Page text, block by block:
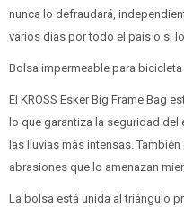
nunca lo defraudará,
varios días por todo el país o si
Bolsa impermeable para bicicleta
El KROSS Esker Big Frame Bag
lo que garantiza la seguridad
las lluvias más intensas.
abrasiones que lo amenazan
La bolsa está unida al triángulo